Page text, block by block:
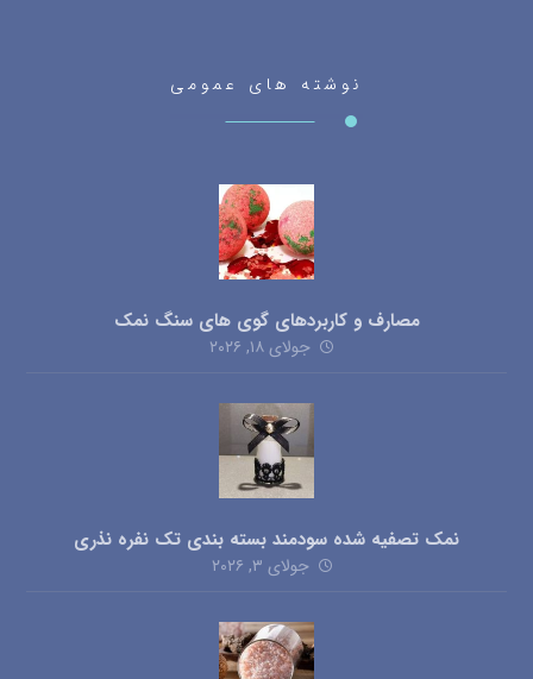
نوشته های عمومی
مصارف و کاربردهای گوی های سنگ نمک
جولای ۱۸, ۲۰۲۶
نمک تصفیه شده سودمند بسته بندی تک نفره نذری
جولای ۳, ۲۰۲۶